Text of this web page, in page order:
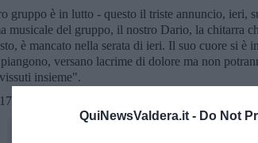
QuiNewsValdera.it - Do Not
gruppo è in lutto - questo il triste annuncio, ieri,
musicale del gruppo, il nostro Dario, la chitarra
è mancato nella serata di ieri. Il suo cuore si è
versano lacrime di dolore ma non
insieme".
di oggi, lunedì 17 agosto, nella Collegiata di